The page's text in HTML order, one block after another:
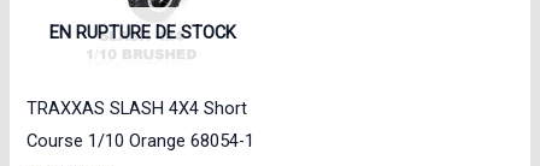
EN RUPTURE DE STOCK
TRAXXAS SLASH 4X4 Short
Course 1/10 Orange 68054-1